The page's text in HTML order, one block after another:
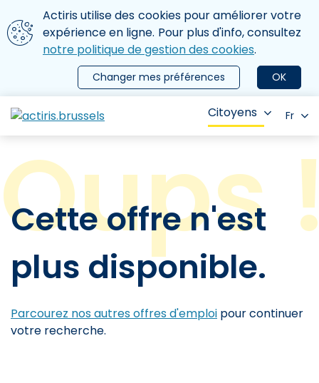
Aller au contenu principal
Nous utilisons des cookies
Actiris utilise des cookies pour améliorer votre
expérience en ligne. Pour plus d'info, consultez
notre politique de gestion des cookies.
OK
Changer mes préférences
le menu
Citoyens Fr
Cette offre n'est
plus disponible.
Parcourez nos autres offres d'emploi pour continuer
votre recherche.